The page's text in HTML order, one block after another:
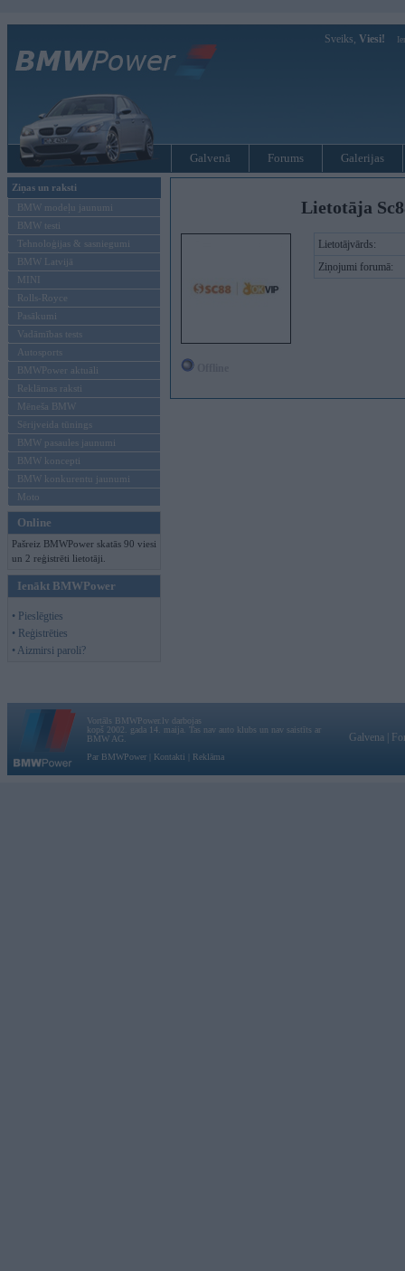
Sveiks, Viesi!
Galvenā Forums Galerijas
Ziņas un raksti
BMW modeļu jaunumi
BMW testi
Tehnoloģijas & sasniegumi
BMW Latvijā
MINI
Rolls-Royce
Pasākumi
Vadāmības tests
Autosports
BMWPower aktuāli
Reklāmas raksti
Mēneša BMW
Sērijveida tūnings
BMW pasaules jaunumi
BMW koncepti
BMW konkurentu jaunumi
Moto
Online
Pašreiz BMWPower skatās 90 viesi
un 2 reģistrēti lietotāji.
Ienākt BMWPower
• Pieslēgties
• Reģistrēties
• Aizmirsi paroli?
Lietotāja
Lietotājvārds:
Ziņojumi forumā:
Vortāls BMWPower.lv darbojas
kopš 2002. gada 14. maija. Tas nav auto klubs un nav saistīts ar
BMW AG.
Par BMWPower
Kontakti Reklāma
Galvena